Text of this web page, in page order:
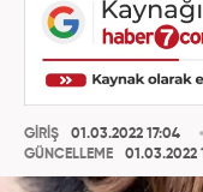
GİRİŞ
01.03.2022 17:04
GÜNCELLEME
01.03.2022